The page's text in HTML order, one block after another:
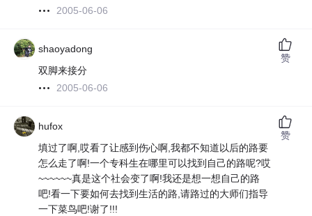
2005-06-06
shaoyadong
双脚来接分
2005-06-06
赞
hufox
填过了啊,哎看了让感到伤心啊,我都不知道以后的路要
怎么走了啊!一个专科生在哪里可以找到自己的路呢?哎
~~~~~~真是这个社会变了啊!我还是想一想自己的路
吧!看一下要如何去找到生活的路,请路过的大师们指导
一下菜鸟吧!谢了!!!
赞